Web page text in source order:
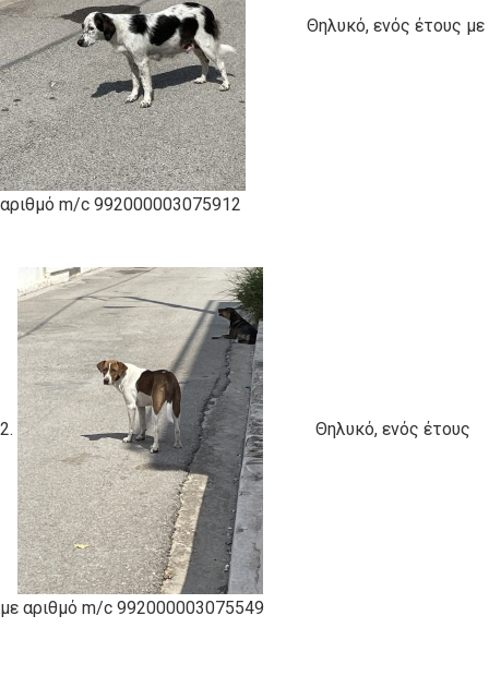
Θηλυκό, ενός έτους με
αριθμό m/c 992000003075912
2. Θηλυκό, ενός έτους
με αριθμό m/c 992000003075549